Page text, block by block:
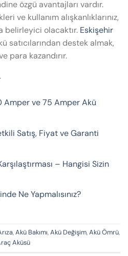
özgü avantajları vardır.
ve kullanım alışkanlıklarınız,
belirleyici olacaktır. Eskişehir
satıcılarından destek almak,
para kazandırır.
Amper ve 75 Amper Akü
Satış, Fiyat ve Garanti
– Hangisi Sizin
Ne Yapmalısınız?
,Akü Bakımı,Akü Değişim,Akü Ömrü,
Aküsü